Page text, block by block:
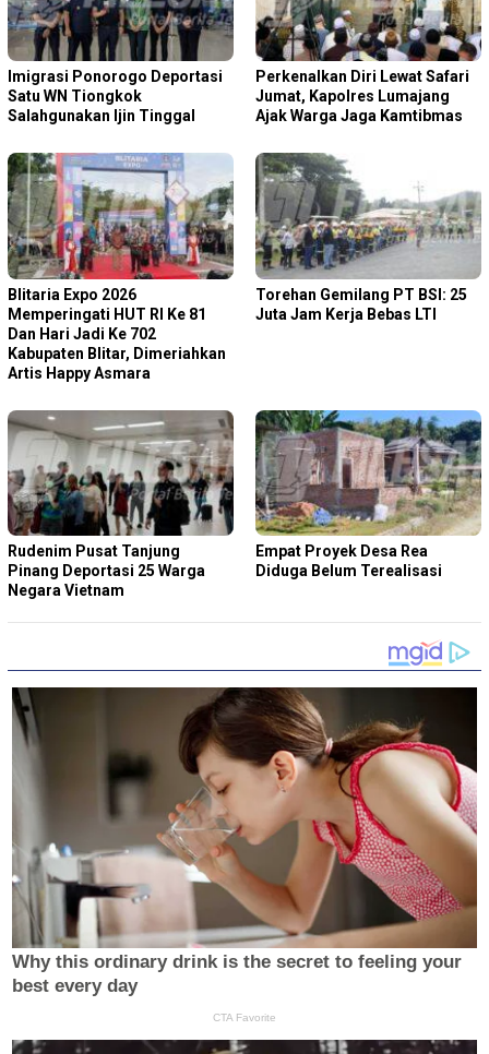
Imigrasi Ponorogo Deportasi
Satu WN Tiongkok
Salahgunakan Ijin Tinggal
Perkenalkan Diri Lewat Safari
Jumat, Kapolres Lumajang
Ajak Warga Jaga Kamtibmas
Blitaria Expo 2026
Memperingati HUT RI Ke 81
Dan Hari Jadi Ke 702
Kabupaten Blitar, Dimeriahkan
Artis Happy Asmara
Torehan Gemilang PT BSI: 25
Juta Jam Kerja Bebas LTI
Rudenim Pusat Tanjung
Pinang Deportasi 25 Warga
Negara Vietnam
Empat Proyek Desa Rea
Diduga Belum Terealisasi